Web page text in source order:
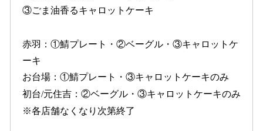
③ごま油香るキャロットケーキ
赤羽：①鯖プレート・②ベーグル・③キャロットケ
ーキ
お台場：①鯖プレート・③キャロットケーキのみ
初台/元住吉：②ベーグル・③キャロットケーキのみ
※各店舗なくなり次第終了